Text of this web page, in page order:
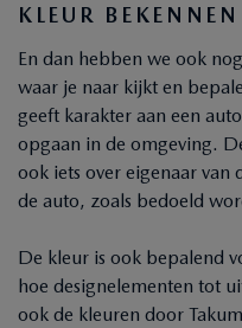
KLEUR BEKENNEN
En dan hebben we ook
waar je naar kijkt en
geeft karakter aan een
opgaan in de omgeving.
ook iets over eigenaar van
de auto, zoals bedoeld
De kleur is ook bepalend
hoe designelementen tot
ook de kleuren door